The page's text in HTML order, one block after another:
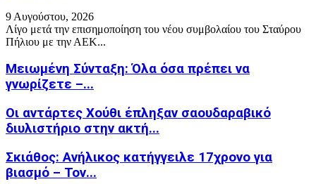
9 Αυγούστου, 2026
Λίγο μετά την επισημοποίηση του νέου συμβολαίου του Σταύρου
Πήλιου με την ΑΕΚ...
Μειωμένη Σύνταξη: Όλα όσα πρέπει να
γνωρίζετε –...
Οι αντάρτες Χούθι έπληξαν σαουδαραβικό
διυλιστήριο στην ακτή...
Σκιάθος: Ανήλικος κατήγγειλε 17χρονο για
βιασμό – Τον...